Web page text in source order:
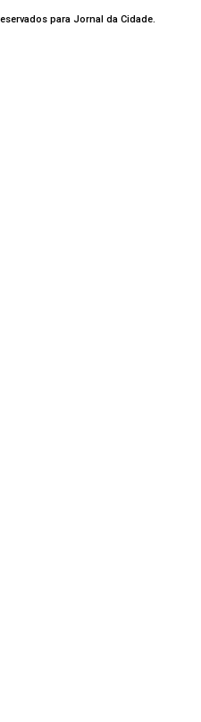
para Jornal da Cidade.